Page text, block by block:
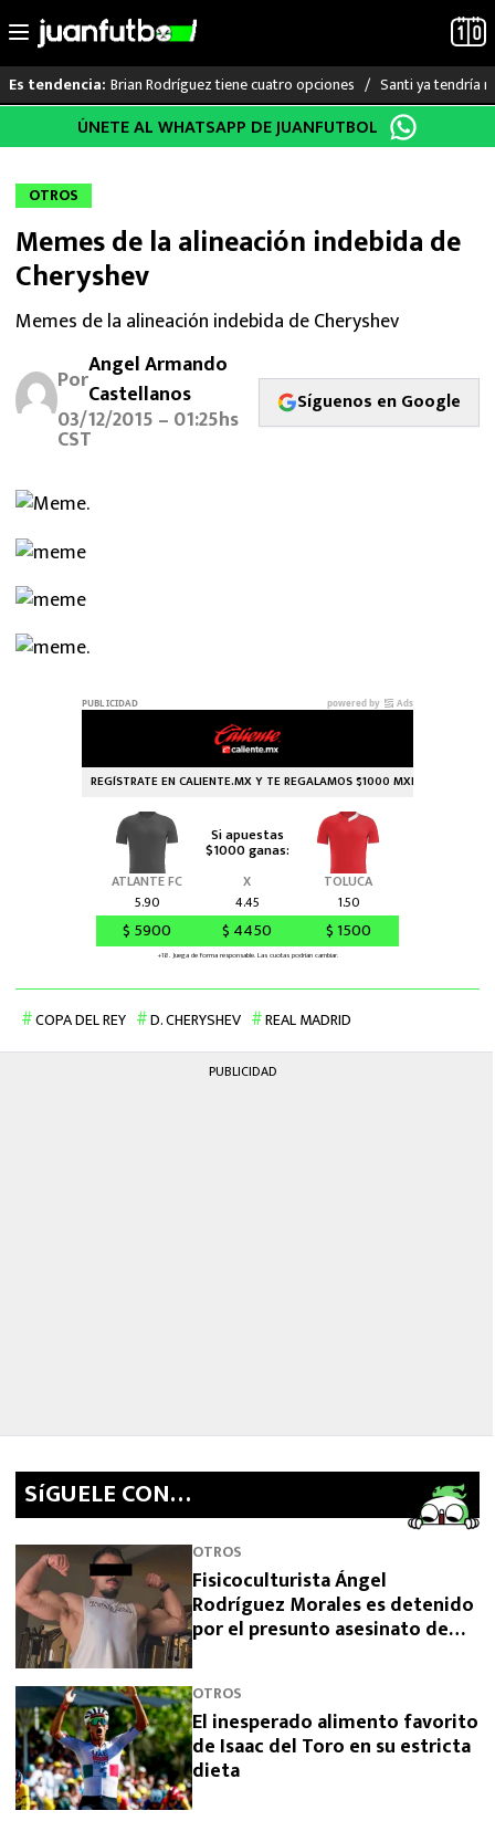
al
Es tendencia: Brian Rodríguez tiene cuatro opciones Santi ya tendría
LO ÚLTIMO
LIGA MX
RAYADOS
SELECCIÓN MEXICANA
MEXICANOS EN EL EXTRANJERO
FUTBOL ESTUFA
ÚNETE AL WHATSAPP DE JUANFUTBOL
OTROS
Memes de la alineación indebida de
Cheryshev
Memes de la alineación indebida de Cheryshev
PorAngel Armando
Castellanos
03/12/2015 – 01:25hs
CST
Síguenos en Google
COPA DEL REY D. CHERYSHEV REAL MADRID
PUBLICIDAD
SíGUELE CON…
OTROS
Fisicoculturista Ángel
Rodríguez Morales es detenido
por el presunto asesinato de
OTROS
El inesperado alimento favorito
de Isaac del Toro en su estricta
dieta